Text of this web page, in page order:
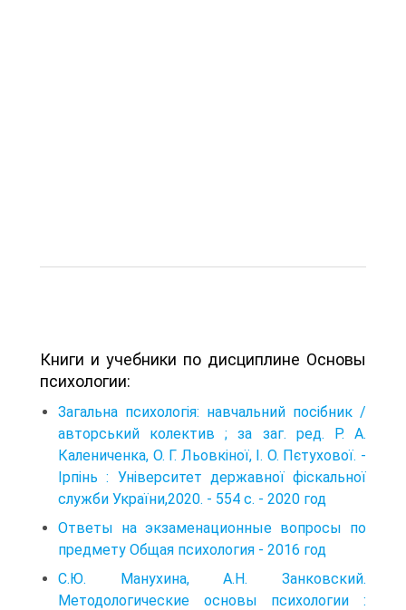
Книги и учебники по дисциплине Основы
психологии:
Загальна психологія: навчальний посібник /
авторський колектив ; за заг. ред. Р. А.
Калениченка, О. Г. Льовкіної, І. О. Пєтухової. -
Ірпінь : Університет державної фіскальної
служби України,2020. - 554 с. - 2020 год
Ответы на экзаменационные вопросы по
предмету Общая психология - 2016 год
С.Ю. Манухина, А.Н. Занковский.
Методологические основы психологии :